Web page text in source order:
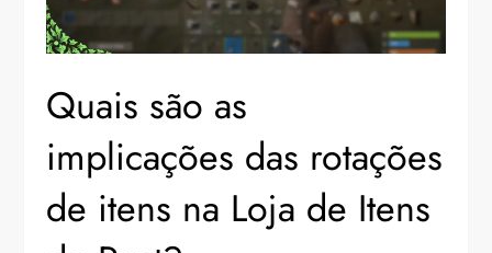
Quais são as
implicações das rotações
de itens na Loja de Itens